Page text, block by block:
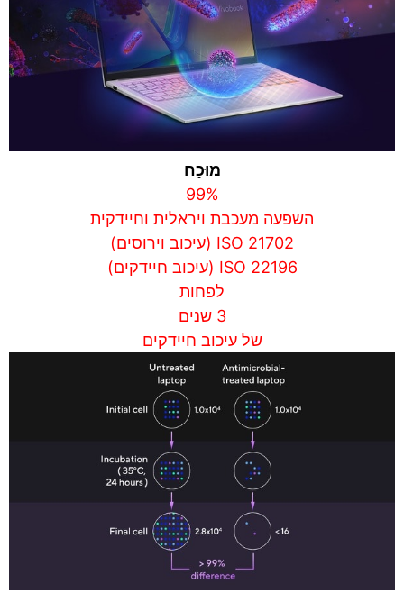
מוּכָח
99%
השפעה מעכבת ויראלית וחיידקית
ISO 21702 (עיכוב וירוסים)
ISO 22196 (עיכוב חיידקים)
לפחות
3 שנים
של עיכוב חיידקים